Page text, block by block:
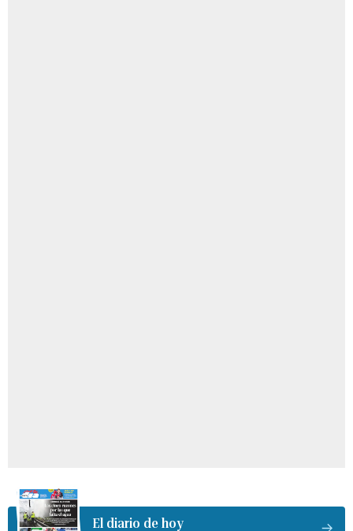
El diario de hoy